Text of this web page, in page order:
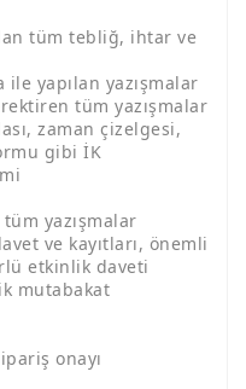
tüm tebliğ, ihtar ve
yapılan yazışmalar
tüm yazışmalar
zaman çizelgesi,
gibi İK
yazışmalar
ve kayıtları, önemli
etkinlik daveti
mutabakat
onayı